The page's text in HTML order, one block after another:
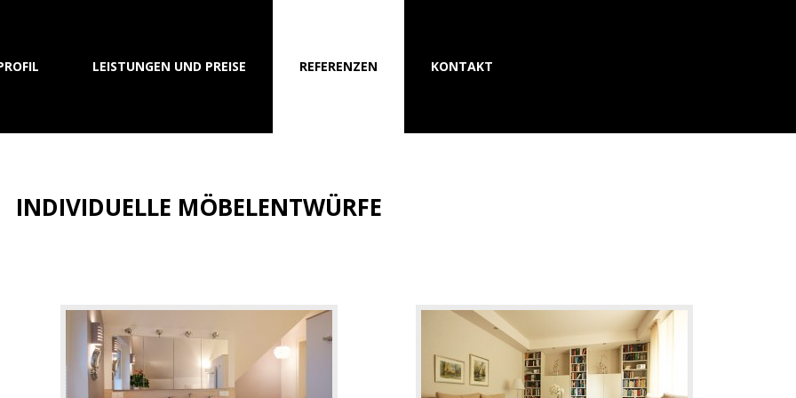
LEISTUNGEN UND PREISE REFERENZEN KONTAKT
INDIVIDUELLE MÖBELENTWÜRFE